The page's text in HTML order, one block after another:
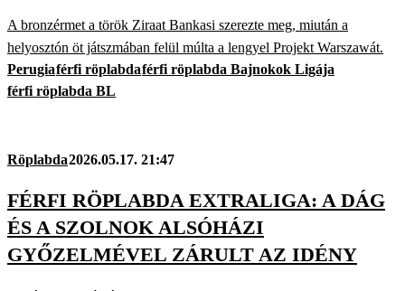
A bronzérmet a török Ziraat Bankasi szerezte meg, miután a
helyosztón öt játszmában felül múlta a lengyel Projekt Warszawát.
Perugiaférfi röplabdaférfi röplabda Bajnokok Ligája
férfi röplabda BL
Röplabda2026.05.17. 21:47
FÉRFI RÖPLABDA EXTRALIGA: A DÁG
ÉS A SZOLNOK ALSÓHÁZI
GYŐZELMÉVEL ZÁRULT AZ IDÉNY